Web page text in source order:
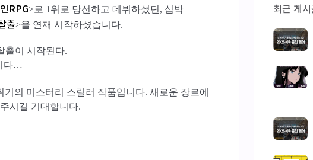
RPG>로 1위로 당선하고 데뷔하셨던, 십박
출>을 연재 시작하셨습니다.
출이 시작된다.
다…
기의 미스터리 스릴러 작품입니다. 새로운 장르에
시길 기대합니다.
최근 게